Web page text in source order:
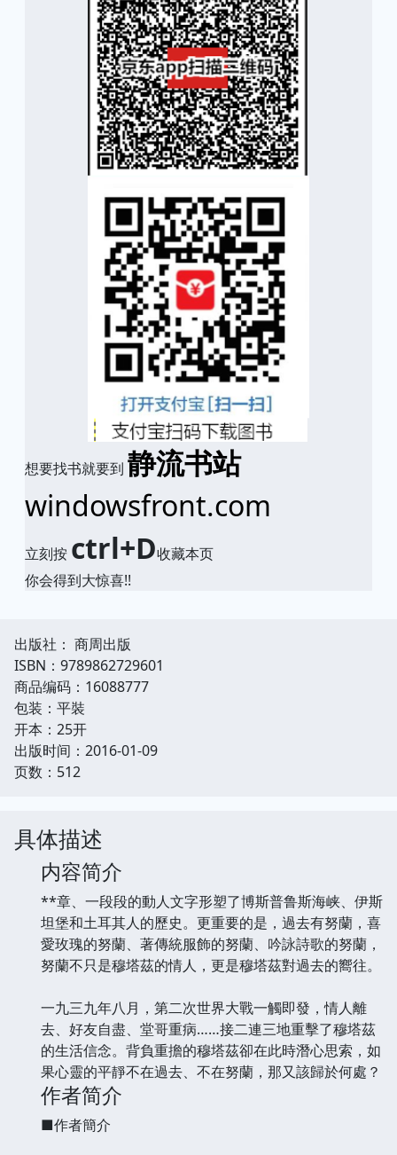
想要找书就要到 静流书站
windowsfront.com
立刻按 ctrl+D收藏本页
你会得到大惊喜!!
出版社： 商周出版
ISBN：9789862729601
商品编码：16088777
包装：平裝
开本：25开
出版时间：2016-01-09
页数：512
具体描述
内容简介
**章、一段段的動人文字形塑了博斯普鲁斯海峡、伊斯
坦堡和土耳其人的歷史。更重要的是，過去有努蘭，喜
愛玫瑰的努蘭、著傳統服飾的努蘭、吟詠詩歌的努蘭，
努蘭不只是穆塔茲的情人，更是穆塔茲對過去的嚮往。
一九三九年八月，第二次世界大戰一觸即發，情人離
去、好友自盡、堂哥重病……接二連三地重擊了穆塔茲
的生活信念。背負重擔的穆塔茲卻在此時潛心思索，如
果心靈的平靜不在過去、不在努蘭，那又該歸於何處？
作者简介
■作者簡介